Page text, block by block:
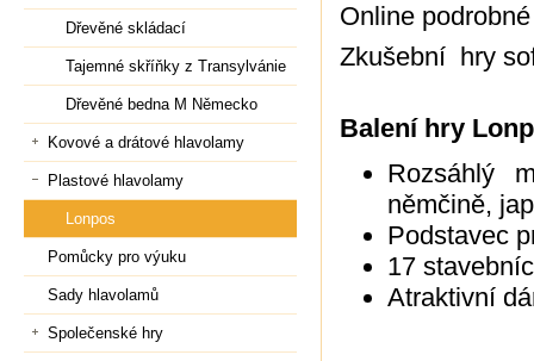
Online
Zkušební hry
Balení hry
Rozsáhlý
němčině,
Podstavec
17
Atraktivní
Dřevěné skládací
Tajemné skříňky z Transylvánie
Dřevěné bedna M Německo
Kovové a drátové hlavolamy
Plastové hlavolamy
Lonpos
Pomůcky pro výuku
Sady hlavolamů
Společenské hry